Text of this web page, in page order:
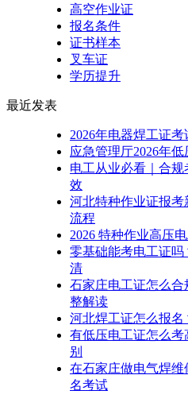
高空作业证
报名条件
证书样本
叉车证
学历提升
最近发表
2026年电器焊工证考
应急管理厅2026年
电工从业必看｜合
效
河北特种作业证报
流程
2026 特种作业高压
零基础能考电工证
清
石家庄电工证怎么
整解读
河北焊工证怎么报
有低压电工证怎么
别
在石家庄做电气焊
名考试